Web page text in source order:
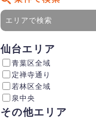
エリアで検索
仙台エリア
青葉区全域
定禅寺通り
若林区全域
泉中央
その他エリア